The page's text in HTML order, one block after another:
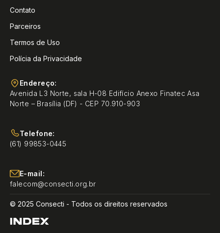
Contato
Parceiros
Termos de Uso
Polícia da Privacidade
Endereço:
Avenida L3 Norte, sala H-08 Edifício Anexo Finatec Asa
Norte – Brasília (DF) - CEP 70.910-903
Telefone:
(61) 99853-0445
E-mail:
falecom@consecti.org.br
© 2025 Consecti - Todos os direitos reservados